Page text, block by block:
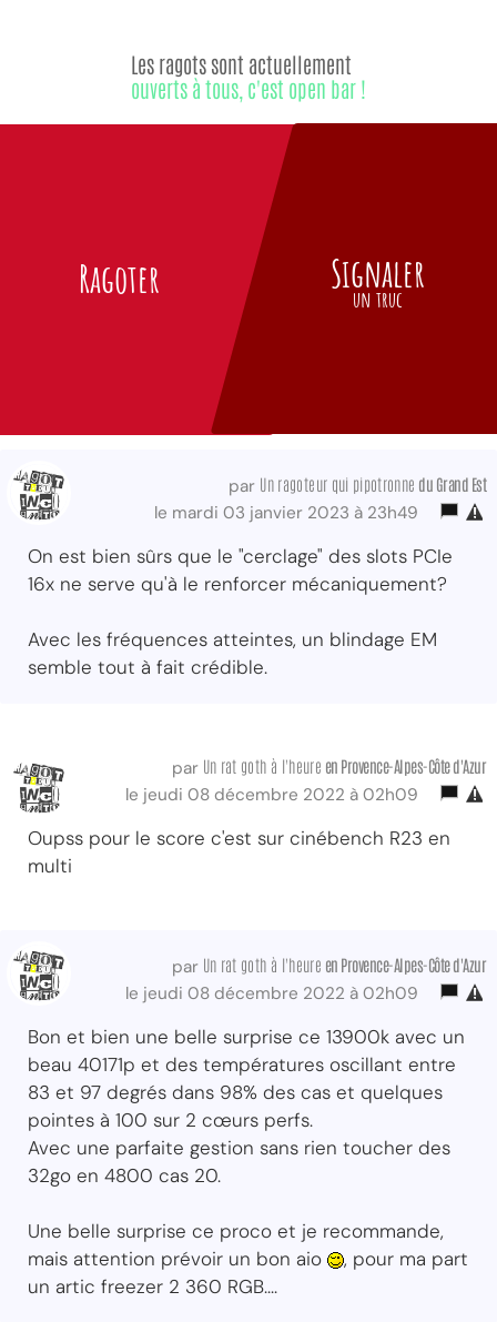
Ragoter
Les ragots sont actuellement
ouverts à tous, c'est open bar !
Signaler
un truc
par Un ragoteur qui pipotronne du Grand Est
le mardi 03 janvier 2023 à 23h49
On est bien sûrs que le "cerclage" des slots PCIe
16x ne serve qu'à le renforcer mécaniquement?
Avec les fréquences atteintes, un blindage EM
semble tout à fait crédible.
par Un rat goth à l'heure en Provence-Alpes-Côte d'Azur
le jeudi 08 décembre 2022 à 02h09
Oupss pour le score c'est sur cinébench R23 en
multi
par Un rat goth à l'heure en Provence-Alpes-Côte d'Azur
le jeudi 08 décembre 2022 à 02h09
Bon et bien une belle surprise ce 13900k avec un
beau 40171p et des températures oscillant entre
83 et 97 degrés dans 98% des cas et quelques
pointes à 100 sur 2 cœurs perfs.
Avec une parfaite gestion sans rien toucher des
32go en 4800 cas 20.
Une belle surprise ce proco et je recommande,
mais attention prévoir un bon aio
, pour ma part
un artic freezer 2 360 RGB....